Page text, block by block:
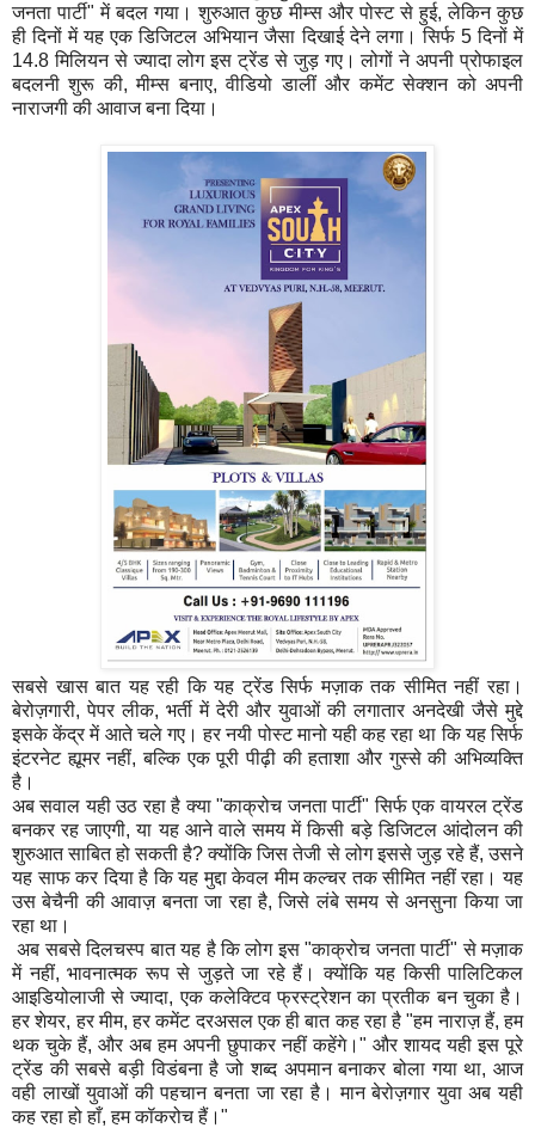
जनता पार्टी" में बदल गया। शुरुआत कुछ मीम्स और पोस्ट से हुई, लेकिन कुछ
ही दिनों में यह एक डिजिटल अभियान जैसा दिखाई देने लगा। सिर्फ 5 दिनों में
14.8 मिलियन से ज्यादा लोग इस ट्रेंड से जुड़ गए। लोगों ने अपनी प्रोफाइल
बदलनी शुरू की, मीम्स बनाए, वीडियो डालीं और कमेंट सेक्शन को अपनी
नाराजगी की आवाज बना दिया।
सबसे खास बात यह रही कि यह ट्रेंड सिर्फ मज़ाक तक सीमित नहीं रहा।
बेरोज़गारी, पेपर लीक, भर्ती में देरी और युवाओं की लगातार अनदेखी जैसे मु‌द्दे
इसके केंद्र में आते चले गए। हर नयी पोस्ट मानो यही कह रहा था कि यह सिर्फ
इंटरनेट ह्यूमर नहीं, बल्कि एक पूरी पीढ़ी की हताशा और गुस्से की अभिव्यक्ति
है।
अब सवाल यही उठ रहा है क्या "काक्रोच जनता पार्टी" सिर्फ एक वायरल ट्रेंड
बनकर रह जाएगी, या यह आने वाले समय में किसी बड़े डिजिटल आंदोलन की
शुरुआत साबित हो सकती है? क्योंकि जिस तेजी से लोग इससे जुड़ रहे हैं, उसने
यह साफ कर दिया है कि यह मुद्दा केवल मीम कल्चर तक सीमित नहीं रहा। यह
उस बेचैनी की आवाज़ बनता जा रहा है, जिसे लंबे समय से अनसुना किया जा
रहा था।
अब सबसे दिलचस्प बात यह है कि लोग इस "काक्रोच जनता पार्टी" से मज़ाक
में नहीं, भावनात्मक रूप से जुड़ते जा रहे हैं। क्योंकि यह किसी पालिटिकल
आइडियोलाजी से ज्यादा, एक कलेक्टिव फ्रस्ट्रेशन का प्रतीक बन चुका है।
हर शेयर, हर मीम, हर कमेंट दरअसल एक ही बात कह रहा है "हम नाराज़ हैं, हम
थक चुके हैं, और अब हम अपनी छुपाकर नहीं कहेंगे।" और शायद यही इस पूरे
ट्रेंड की सबसे बड़ी विडंबना है जो शब्द अपमान बनाकर बोला गया था, आज
वही लाखों युवाओं की पहचान बनता जा रहा है। मान बेरोज़गार युवा अब यही
कह रहा हो हाँ, हम कॉकरोच हैं।"